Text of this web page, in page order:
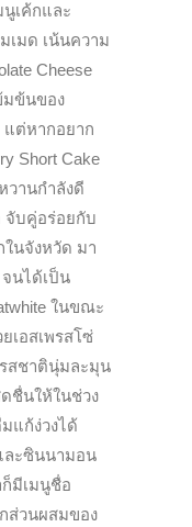
เค้กและ
เมด เน้นความ
Cheese
มข้นของ
ต่หากอยาก
Short Cake
วานกำลังดี
จับคู่อร่อยกับ
นจังหวัด มา
นได้เป็น
ในขณะ
เอสเพรสโซ่
สชาตินุ่มละมุน
ชื่นให้ในช่วง
แก้ง่วงได้
ละซินนามอน
มีเมนูชื่อ
ส่วนผสมของ